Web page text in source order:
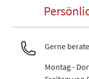
Gerne
Montag -